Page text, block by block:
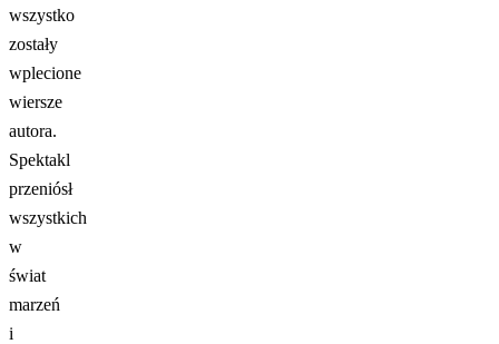
wszystko
zostały
wplecione
wiersze
autora.
Spektakl
przeniósł
wszystkich
w
świat
marzeń
i